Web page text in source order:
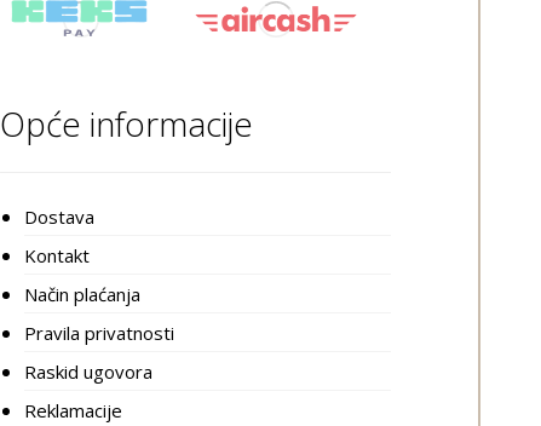
Opće informacije
Dostava
Kontakt
Način plaćanja
Pravila privatnosti
Raskid ugovora
Reklamacije